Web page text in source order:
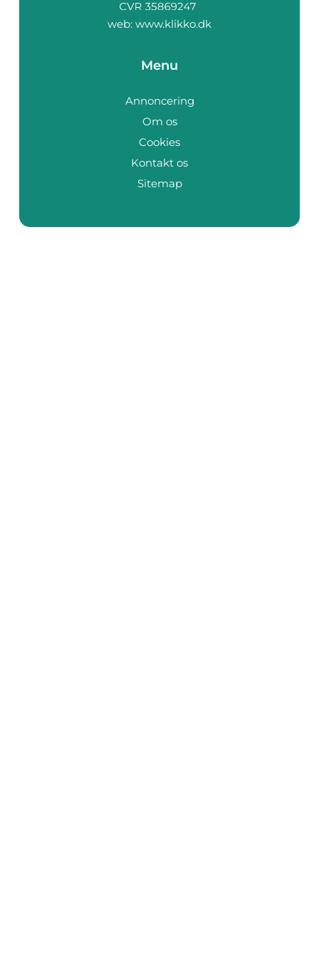
web: www.klikko.dk
Menu
Annoncering
Om os
Cookies
Kontakt os
Sitemap